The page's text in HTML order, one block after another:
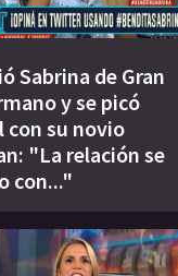
Sabrina de Gran
y se picó
con su novio
"La relación se
con..."